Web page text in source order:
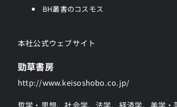
BH叢書のコスモス
本社公式ウェブサイト
勁草書房
http://www.keisoshobo.co.jp/